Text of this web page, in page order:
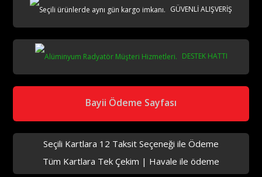
aks
GÜVENLİ ALIŞVERİŞ
DESTEK HATTI
Bayii Ödeme Sayfası
Seçili Kartlara 12 Taksit Seçeneği ile Ödeme
Tüm Kartlara Tek Çekim | Havale ile ödeme